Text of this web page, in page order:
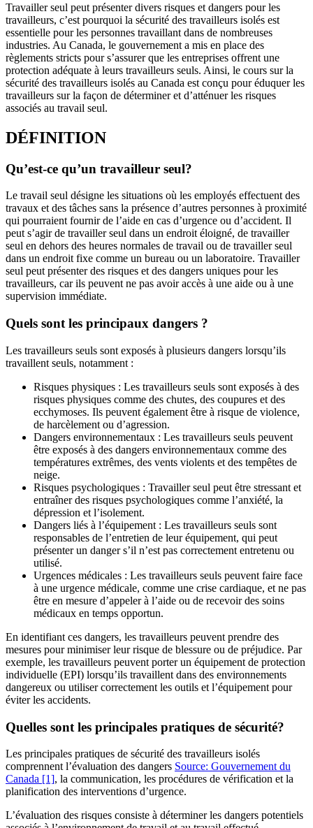
Travailler seul peut présenter divers risques et dangers pour les
travailleurs, c’est pourquoi la sécurité des travailleurs isolés est
essentielle pour les personnes travaillant dans de nombreuses
industries. Au Canada, le gouvernement a mis en place des
règlements stricts pour s’assurer que les entreprises offrent une
protection adéquate à leurs travailleurs seuls. Ainsi, le cours sur la
sécurité des travailleurs isolés au Canada est conçu pour éduquer les
travailleurs sur la façon de déterminer et d’atténuer les risques
associés au travail seul.
DÉFINITION
Qu’est-ce qu’un travailleur seul?
Le travail seul désigne les situations où les employés effectuent des
travaux et des tâches sans la présence d’autres personnes à proximité
qui pourraient fournir de l’aide en cas d’urgence ou d’accident. Il
peut s’agir de travailler seul dans un endroit éloigné, de travailler
seul en dehors des heures normales de travail ou de travailler seul
dans un endroit fixe comme un bureau ou un laboratoire. Travailler
seul peut présenter des risques et des dangers uniques pour les
travailleurs, car ils peuvent ne pas avoir accès à une aide ou à une
supervision immédiate.
Quels sont les principaux dangers ?
Les travailleurs seuls sont exposés à plusieurs dangers lorsqu’ils
travaillent seuls, notamment :
Risques physiques : Les travailleurs seuls sont exposés à des
risques physiques comme des chutes, des coupures et des
ecchymoses. Ils peuvent également être à risque de violence,
de harcèlement ou d’agression.
Dangers environnementaux : Les travailleurs seuls peuvent
être exposés à des dangers environnementaux comme des
températures extrêmes, des vents violents et des tempêtes de
neige.
Risques psychologiques : Travailler seul peut être stressant et
entraîner des risques psychologiques comme l’anxiété, la
dépression et l’isolement.
Dangers liés à l’équipement : Les travailleurs seuls sont
responsables de l’entretien de leur équipement, qui peut
présenter un danger s’il n’est pas correctement entretenu ou
utilisé.
Urgences médicales : Les travailleurs seuls peuvent faire face
à une urgence médicale, comme une crise cardiaque, et ne pas
être en mesure d’appeler à l’aide ou de recevoir des soins
médicaux en temps opportun.
En identifiant ces dangers, les travailleurs peuvent prendre des
mesures pour minimiser leur risque de blessure ou de préjudice. Par
exemple, les travailleurs peuvent porter un équipement de protection
individuelle (EPI) lorsqu’ils travaillent dans des environnements
dangereux ou utiliser correctement les outils et l’équipement pour
éviter les accidents.
Quelles sont les principales pratiques de sécurité?
Les principales pratiques de sécurité des travailleurs isolés
comprennent l’évaluation des dangers Source: Gouvernement du
Canada [1], la communication, les procédures de vérification et la
planification des interventions d’urgence.
L’évaluation des risques consiste à déterminer les dangers potentiels